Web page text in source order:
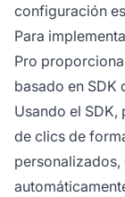
configuración
Para
Pro
basado en
Usando el
de clics de